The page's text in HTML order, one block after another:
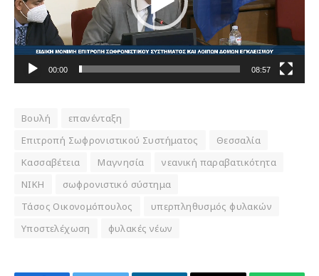
00:00 08:57
Βουλή
επανένταξη
Επιτροπή Σωφρονιστικού Συστήματος
Θεσσαλία
Κασσαβέτεια
Μαγνησία
νεανική παραβατικότητα
ΝΙΚΗ
σωφρονιστικό σύστημα
Τάσος Οικονομόπουλος
υπερπληθυσμός φυλακών
Υποστελέχωση
φυλακές νέων